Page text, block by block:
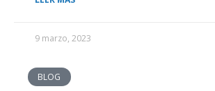
9 marzo, 2023
BLOG